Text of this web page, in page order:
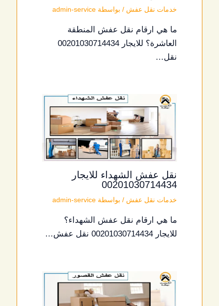
خدمات نقل عفش / بواسطة admin-service
ما هي ارقام نقل عفش المنطقة
العاشرة؟ للايجار 00201030714434
نقل…
نقل عفش الشهداء للايجار
00201030714434
خدمات نقل عفش / بواسطة admin-service
ما هي ارقام نقل عفش الشهداء؟
للايجار 00201030714434 نقل عفش…